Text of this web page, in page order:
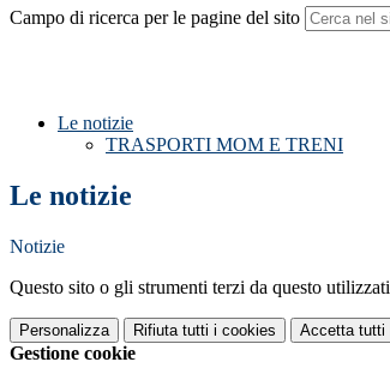
Campo di ricerca per le pagine del sito
Le notizie
TRASPORTI MOM E TRENI
Le notizie
Notizie
Questo sito o gli strumenti terzi da questo
Personalizza Rifiuta tutti i cookies Accetta tutti
Gestione cookie